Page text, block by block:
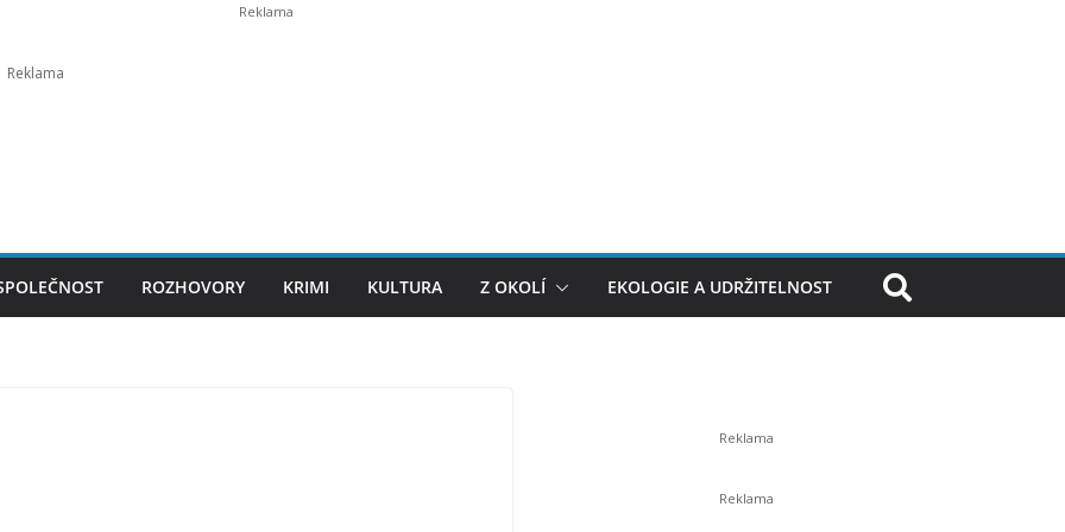
ROZHOVORY KRIMI KULTURA Z OKOLÍ EKOLOGIE A UDRŽITELNOST